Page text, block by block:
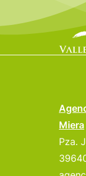
Miera
Pza.